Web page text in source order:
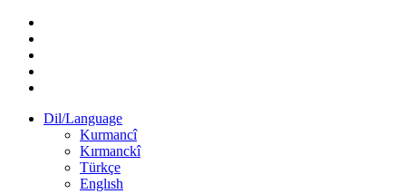
Dil/Language
Kurmancî
Kırmanckî
Türkçe
Englısh